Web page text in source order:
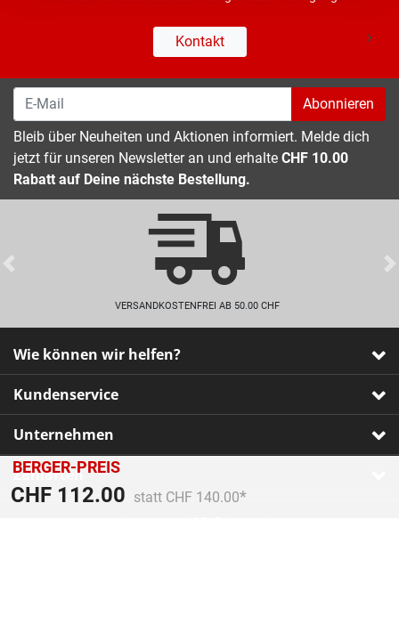
BERGER-PREIS
CHF 112.00 Preis reduziert von
statt CHF 140.00
An
Kontakt
Abonnieren
Bleib über Neuheiten und Aktionen informiert. Melde dich
jetzt für unseren Newsletter an und erhalte CHF 10.00
Rabatt auf Deine nächste Bestellung.
VERSANDKOSTENFREI AB 50.00 CHF
Previous
Wie können wir helfen?
Kundenservice
Unternehmen
Zahlarten